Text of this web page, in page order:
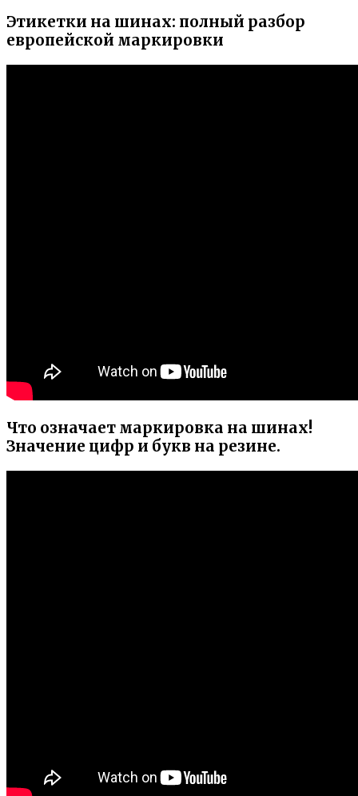
Этикетки на шинах: полный разбор
европейской маркировки
Что означает маркировка на шинах!
Значение цифр и букв на резине.